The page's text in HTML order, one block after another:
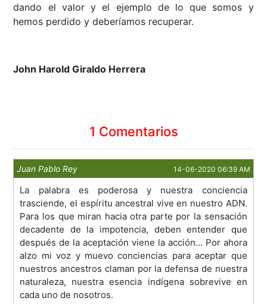
dando el valor y el ejemplo de lo que somos y
hemos perdido y deberíamos recuperar.
John Harold Giraldo Herrera
1 Comentarios
Juan Pablo Rey 14-06-2020 06:39 AM
La palabra es poderosa y nuestra conciencia
trasciende, el espíritu ancestral vive en nuestro ADN.
Para los que miran hacia otra parte por la sensación
decadente de la impotencia, deben entender que
después de la aceptación viene la acción... Por ahora
alzo mi voz y muevo conciencias para aceptar que
nuestros ancestros claman por la defensa de nuestra
naturaleza, nuestra esencia indígena sobrevive en
cada uno de nosotros.